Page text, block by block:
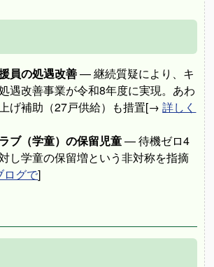
員の処遇改善— 継続質疑により、キ
遇改善事業が令和8年度に実現。あわ
げ補助（27戸供給）も措置[→詳しく
ブ（学童）の保留児童— 待機ゼロ4
し学童の保留増という非対称を指摘
ログで]